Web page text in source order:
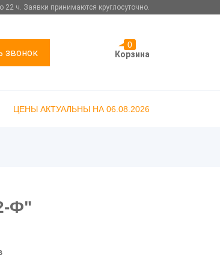
22 ч. Заявки принимаются круглосуточно.
звонок
0
Корзина
ЦЕНЫ АКТУАЛЬНЫ НА 06.08.2026
Ф"